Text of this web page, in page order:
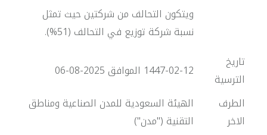
ويتكون التحالف من شركتين حيث تمثل
نسبة شركة توزيع في التحالف (51%).
تاريخ
الترسية
1447-02-12 الموافق 2025-08-06
الطرف
الاخر
الهيئة السعودية للمدن الصناعية ومناطق
التقنية ("مدن")